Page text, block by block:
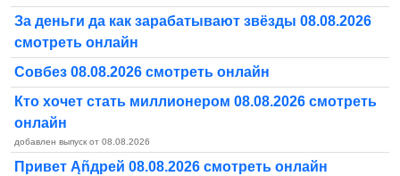
За деньги да как зарабатывают звёзды 08.08.2026
смотреть онлайн
Совбез 08.08.2026 смотреть онлайн
Кто хочет стать миллионером 08.08.2026 смотреть
онлайн
добавлен выпуск от 08.08.2026
Привет Ąñдpей 08.08.2026 смотреть онлайн